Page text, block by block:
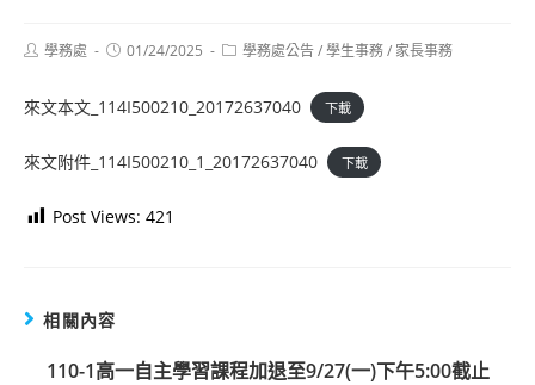
Post學務處
Post01/24/2025
Post學務處公告/學生事務/ 家長事務
來文本文_114I500210_20172637040 下載
來文附件_114I500210_1_20172637040 下載
Post Views: 421
相關內容
110-1高一自主學習課程加退至9/27(一)下午5:00截止